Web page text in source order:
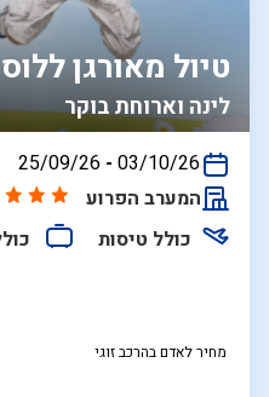
לינה וארוחת בוקר
טיול מאורגן
בין
25/09/26 - 03/10/26
המערב הפרוע
כולל טיסות
מחיר לאדם בהרכב זוגי